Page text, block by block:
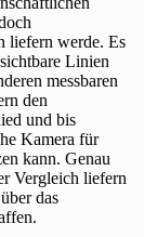
liefern werde. Es
Linien
messbaren
den
und bis
Kamera für
kann. Genau
Vergleich liefern
das